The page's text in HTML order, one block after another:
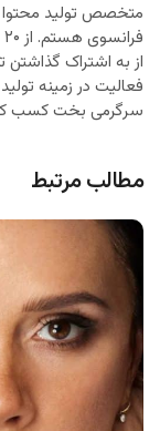
متخصص تولید محتوا
از به اشتراک
فعالیت در زمینه
سرگرمی بخت کسب
مطالب مرتبط